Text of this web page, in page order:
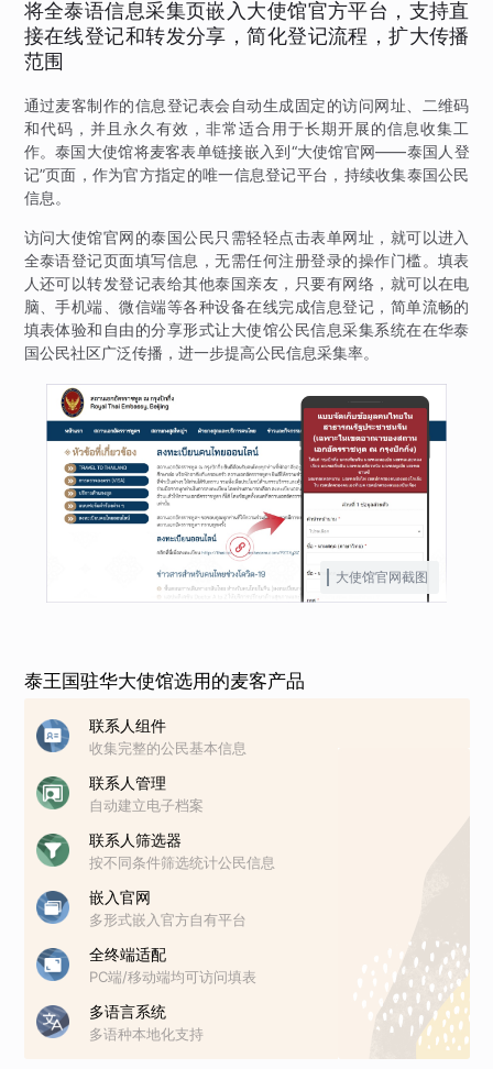
将全泰语信息采集页嵌入大使馆官方平台，支持直
接在线登记和转发分享，简化登记流程，扩大传播
范围
通过麦客制作的信息登记表会自动生成固定的访问网址、二维码
和代码，并且永久有效，非常适合用于长期开展的信息收集工
作。泰国大使馆将麦客表单链接嵌入到“大使馆官网——泰国人登
记”页面，作为官方指定的唯一信息登记平台，持续收集泰国公民
信息。
访问大使馆官网的泰国公民只需轻轻点击表单网址，就可以进入
全泰语登记页面填写信息，无需任何注册登录的操作门槛。填表
人还可以转发登记表给其他泰国亲友，只要有网络，就可以在电
脑、手机端、微信端等各种设备在线完成信息登记，简单流畅的
填表体验和自由的分享形式让大使馆公民信息采集系统在在华泰
国公民社区广泛传播，进一步提高公民信息采集率。
大使馆官网截图
泰王国驻华大使馆选用的麦客产品
联系人组件
收集完整的公民基本信息
联系人管理
自动建立电子档案
联系人筛选器
按不同条件筛选统计公民信息
嵌入官网
多形式嵌入官方自有平台
全终端适配
PC端/移动端均可访问填表
多语言系统
多语种本地化支持